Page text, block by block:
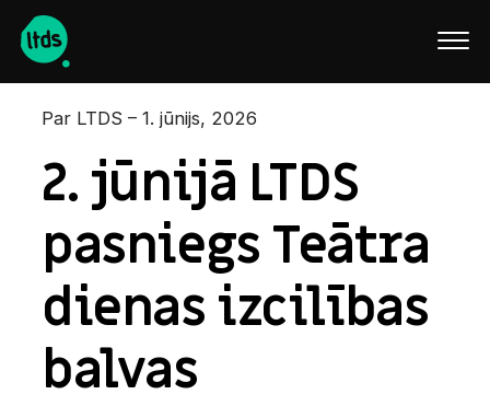
Par LTDS – 1. jūnijs, 2026
2. jūnijā LTDS
pasniegs Teātra
dienas izcilības
balvas